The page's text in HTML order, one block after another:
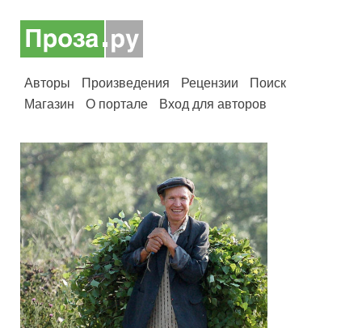
Авторы Произведения Рецензии
Поиск
Магазин
О портале Вход для авторов